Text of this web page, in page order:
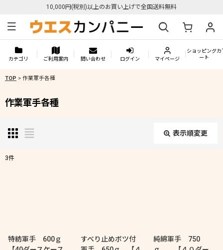
10,000円(税別)以上のお買い上げで全国送料無料
カテゴリ ご利用案内 問い合わせ ログイン マイページ
ショッピングカ
ート
TOP > 作業軍手各種
作業軍手各種
表示順変更
3件
特紡軍手 600ｇ
すべり止めボツ付
純綿軍手 750